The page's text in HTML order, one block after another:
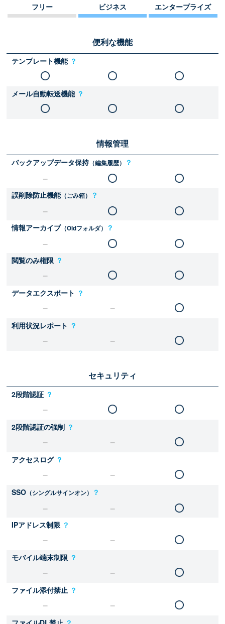
フリー ビジネス エンタープライズ
便利な機能
テンプレート機能 ？
メール自動転送機能 ？
情報管理
バックアップデータ保持（編集履歴） ？
誤削除防止機能（ごみ箱） ？
情報アーカイブ（Oldフォルダ） ？
閲覧のみ権限 ？
データエクスポート ？
利用状況レポート ？
セキュリティ
2段階認証 ？
2段階認証の強制 ？
アクセスログ ？
SSO （シングルサインオン） ？
IPアドレス制限 ？
モバイル端末制限 ？
ファイル添付禁止 ？